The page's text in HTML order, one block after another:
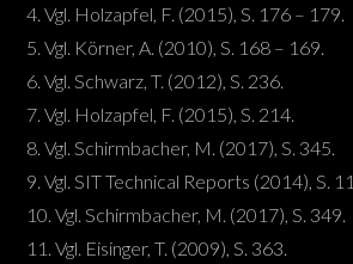
4. Vgl. Holzapfel, F. (2015), S. 176 – 179.
5. Vgl. Körner, A. (2010), S. 168 – 169.
6. Vgl. Schwarz, T. (2012), S. 236.
7. Vgl. Holzapfel, F. (2015), S. 214.
8. Vgl. Schirmbacher, M. (2017), S. 345.
9. Vgl. SIT Technical Reports (2014), S. 11.
10. Vgl. Schirmbacher, M. (2017), S. 349.
11. Vgl. Eisinger, T. (2009), S. 363.